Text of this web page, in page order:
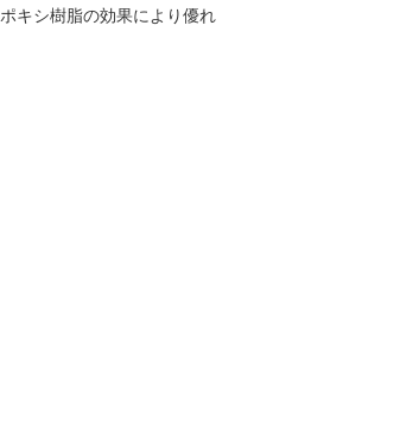
キシ樹脂の効果により優れ